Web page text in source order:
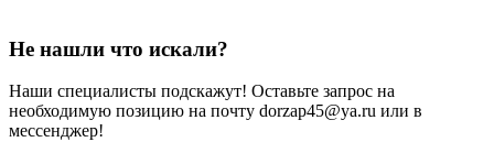
Не нашли что искали?
Наши специалисты подскажут! Оставьте запрос на
необходимую позицию на почту dorzap45@ya.ru или в
мессенджер!